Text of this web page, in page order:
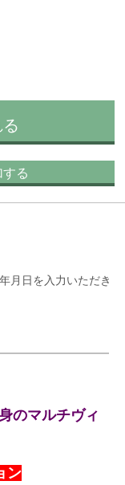
る
月日を入力いただき
のマルチヴィ
ン